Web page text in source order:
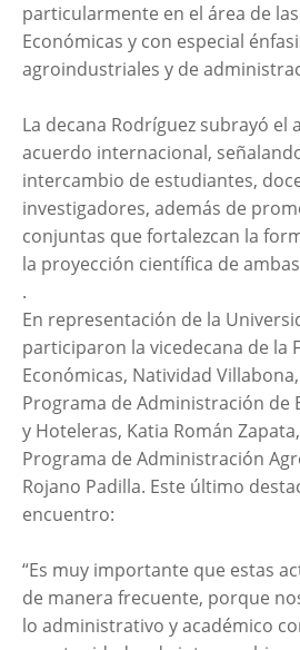
particularmente en el área de
Económicas y con especial
agroindustriales y de
La decana Rodríguez subrayó el
acuerdo internacional,
intercambio de estudiantes,
investigadores, además de
conjuntas que fortalezcan la
la proyección científica de
.
En representación de la
participaron la vicedecana de la
Económicas, Natividad
Programa de Administración de
y Hoteleras, Katia Román
Programa de Administración
Rojano Padilla. Este último
encuentro:
“Es muy importante que estas
de manera frecuente, porque
lo administrativo y académico